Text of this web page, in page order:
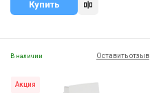
Купить
В наличии Оставить отзыв
Акция